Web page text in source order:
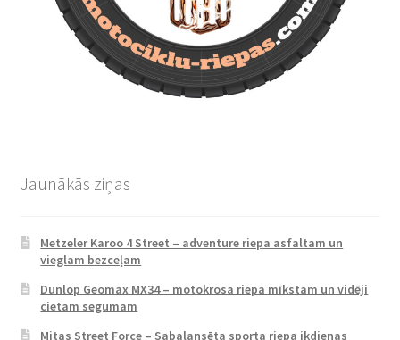
Jaunākās ziņas
Metzeler Karoo 4 Street – adventure riepa asfaltam un
vieglam bezceļam
Dunlop Geomax MX34 – motokrosa riepa mīkstam un vidēji
cietam segumam
Mitas Street Force – Sabalansēta sporta riepa ikdienas